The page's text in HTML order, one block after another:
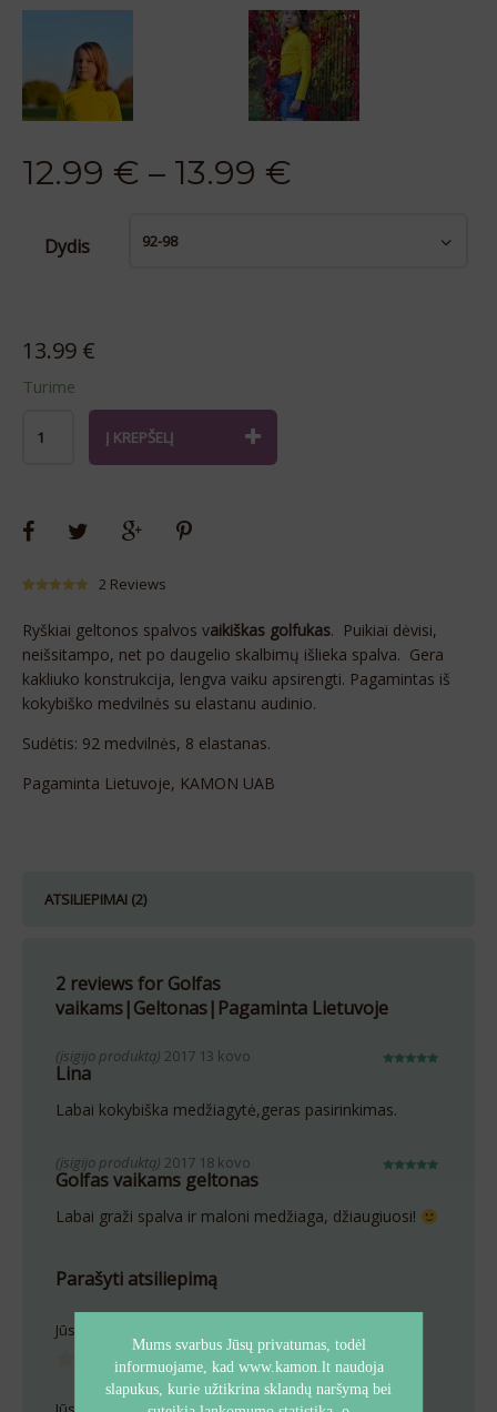
12.99 € – 13.99 €
Dydis
13.99 €
Turime
Į KREPŠELĮ
customer
ratings
2 Reviews
Ryškiai geltonos spalvos vaikiškas golfukas. Puikiai dėvisi,
neišsitampo, net po daugelio skalbimų išlieka spalva. Gera
kakliuko konstrukcija, lengva vaiku apsirengti. Pagamintas iš
kokybiško medvilnės su elastanu audinio.
Sudėtis: 92 medvilnės, 8 elastanas.
Pagaminta Lietuvoje, KAMON UAB
ATSILIEPIMAI (2)
2 reviews for Golfas
vaikams|Geltonas|Pagaminta Lietuvoje
(įsigijo produktą) 2017 13 kovo
Lina
Labai kokybiška medžiagytė,geras pasirinkimas.
(įsigijo produktą) 2017 18 kovo
Golfas vaikams geltonas
Labai graži spalva ir maloni medžiaga, džiaugiuosi!
Parašyti atsiliepimą
Jūsų įvertinimas
Mums svarbus Jūsų privatumas, todėl
informuojame, kad www.kamon.lt naudoja
slapukus, kurie užtikrina sklandų naršymą bei